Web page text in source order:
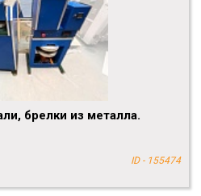
брелки из металла.
ID - 155474